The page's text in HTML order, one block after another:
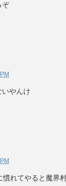
ぞ
やんけ
れてやると魔界